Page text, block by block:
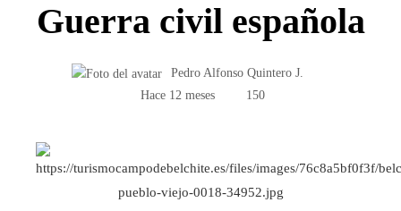
Guerra civil española
Pedro Alfonso Quintero J.
Hace 12 meses
150